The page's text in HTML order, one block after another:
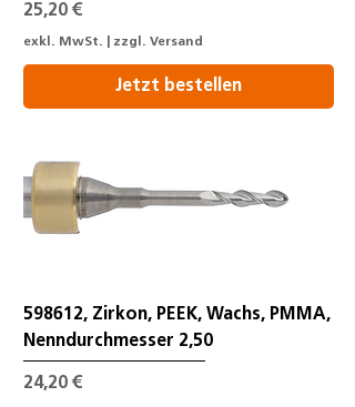
Preis
25,20 €
exkl. MwSt. zzgl. Versand
Jetzt bestellen
598612, Zirkon, PEEK, Wachs, PMMA,
Nenndurchmesser 2,50
Preis
24,20 €